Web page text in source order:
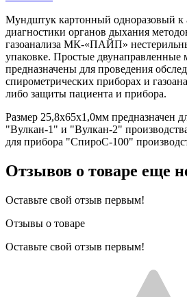
Мундштук картонный одноразовый к
диагностики органов дыхания
газоанализа МК-«ПАЙП»
упаковке. Простые двунаправленные
предназначены для проведения
спирометрических приборах и
либо защиты пациента и прибора.
Размер 25,8х65х1,0мм предназначен
"Вулкан-1" и "Вулкан-2"
для прибора "СпироС-100"
Отзывов о товаре еще
Оставьте свой отзыв первым!
Отзывы о товаре
Оставьте свой отзыв первым!